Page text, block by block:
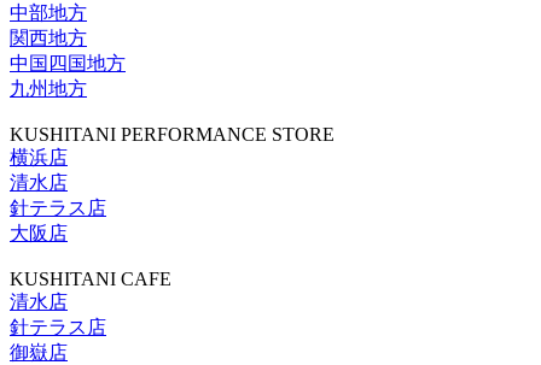
中部地方
関西地方
中国四国地方
九州地方
KUSHITANI PERFORMANCE STORE
横浜店
清水店
針テラス店
大阪店
KUSHITANI CAFE
清水店
針テラス店
御嶽店